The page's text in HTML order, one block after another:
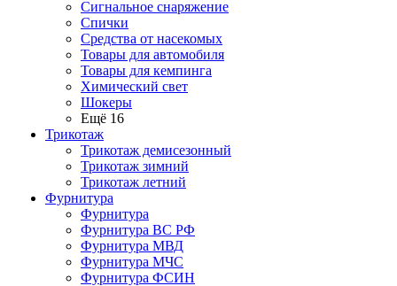
Сигнальное снаряжение
Спички
Средства от насекомых
Товары для автомобиля
Товары для кемпинга
Химический свет
Шокеры
Ещё 16
Трикотаж
Трикотаж демисезонный
Трикотаж зимний
Трикотаж летний
Фурнитура
Фурнитура
Фурнитура ВС РФ
Фурнитура МВД
Фурнитура МЧС
Фурнитура ФСИН